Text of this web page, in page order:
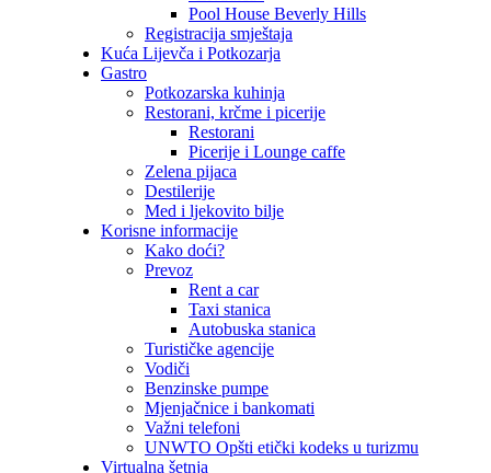
Pool House Beverly Hills
Registracija smještaja
Kuća Lijevča i Potkozarja
Gastro
Potkozarska kuhinja
Restorani, krčme i picerije
Restorani
Picerije i Lounge caffe
Zelena pijaca
Destilerije
Med i ljekovito bilje
Korisne informacije
Kako doći?
Prevoz
Rent a car
Taxi stanica
Autobuska stanica
Turističke agencije
Vodiči
Benzinske pumpe
Mjenjačnice i bankomati
Važni telefoni
UNWTO Opšti etički kodeks u turizmu
Virtualna šetnja